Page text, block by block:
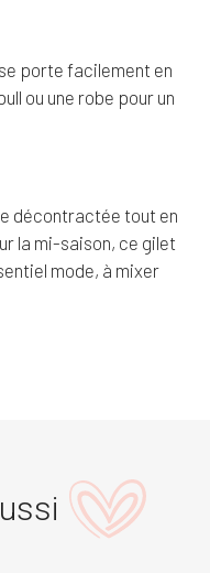
porte facilement en
ou une robe pour un
décontractée tout en
la mi-saison, ce gilet
mode, à mixer